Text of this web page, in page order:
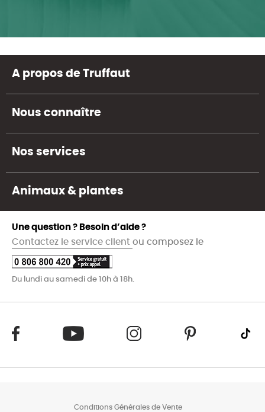
A propos de Truffaut
Nous connaître
Nos services
Animaux & plantes
Une question ? Besoin d’aide ?
Contactez le service client ou composez le
Du lundi au samedi de 10h à 18h.
Conditions Générales de Vente